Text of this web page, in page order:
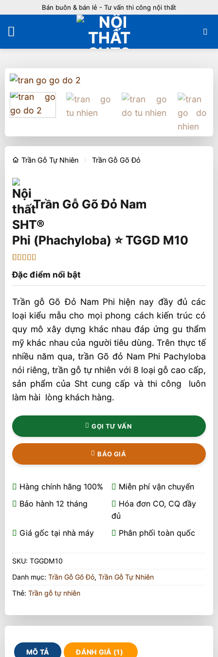
nội
dung
Bán buôn & bán lẻ - Tư vấn thi công nội thất
Trần Gỗ Tự Nhiên Trần Gỗ Gõ Đỏ
Trần Gỗ Gõ Đỏ Nam
Phi (Phachyloba) ⭐️ TGGD M10
trên 5 dựa
trênđánh
giá
Đặc điểm nổi bật
Trần gỗ Gõ Đỏ Nam Phi hiện nay đầy đủ các
loại kiểu mẫu cho mọi phong cách kiến trúc có
quy mô xây dựng khác nhau đáp ứng gu thẩm
mỹ khác nhau của người tiêu dùng. Trên thực tế
nhiều năm qua, trần Gõ đỏ Nam Phi Pachyloba
nói riêng, trần gỗ tự nhiên với 8 loại gỗ cao cấp,
sản phẩm của Sht cung cấp và thi công luôn
làm hài lòng khách hàng.
GỌI TƯ VẤN
BÁO GIÁ
Hàng chính hãng 100%
Miễn phí vận chuyển
Bảo hành 12 tháng
Hóa đơn CO, CQ đầy
đủ
Giá gốc tại nhà máy
Phân phối toàn quốc
SKU: TGGDM10
Danh mục: Trần Gỗ Gõ Đỏ, Trần Gỗ Tự Nhiên
Thẻ: Trần gỗ tự nhiên
MÔ TẢ ĐÁNH GIÁ (1)